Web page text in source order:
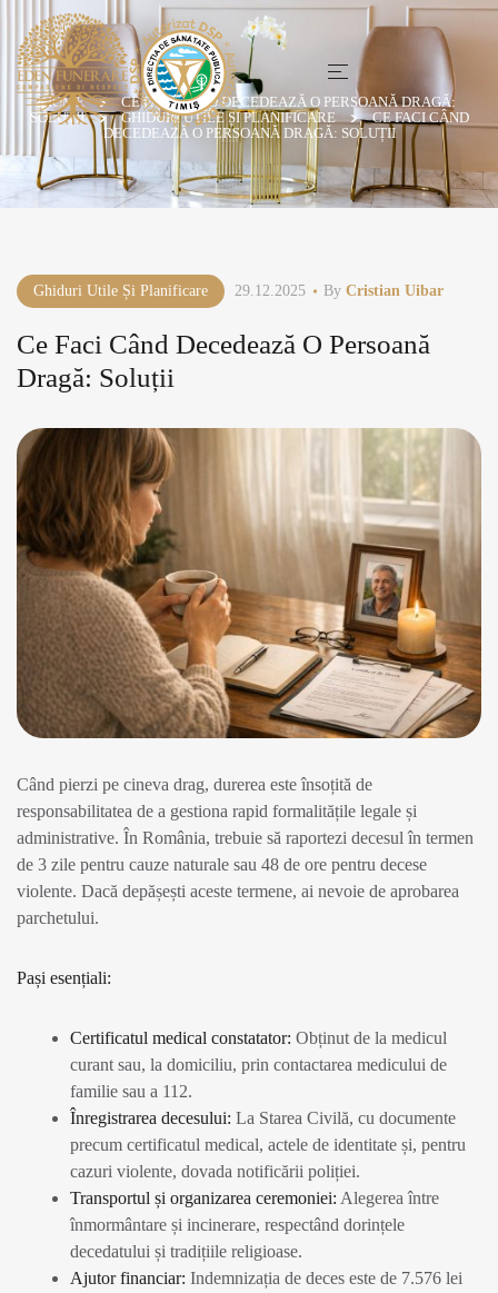
HOME
CE FACI CÂND DECEDEAZĂ O PERSOANĂ DRAGĂ:
SOLUȚII
GHIDURI UTILE ȘI PLANIFICARE
CE FACI CÂND
DECEDEAZĂ O PERSOANĂ DRAGĂ: SOLUȚII
Ghiduri Utile Și Planificare By Cristian Uibar
29.12.2025
Ce Faci Când Decedează O Persoană
Dragă: Soluții
Când pierzi pe cineva drag, durerea este însoțită de
responsabilitatea de a gestiona rapid formalitățile legale și
administrative. În România, trebuie să raportezi decesul în termen
de 3 zile pentru cauze naturale sau 48 de ore pentru decese
violente. Dacă depășești aceste termene, ai nevoie de aprobarea
parchetului.
Pași esențiali:
Certificatul medical constatator: Obținut de la medicul
curant sau, la domiciliu, prin contactarea medicului de
familie sau a 112.
Înregistrarea decesului: La Starea Civilă, cu documente
precum certificatul medical, actele de identitate și, pentru
cazuri violente, dovada notificării poliției.
Transportul și organizarea ceremoniei: Alegerea între
înmormântare și incinerare, respectând dorințele
decedatului și tradițiile religioase.
Ajutor financiar: Indemnizația de deces este de 7.576 lei